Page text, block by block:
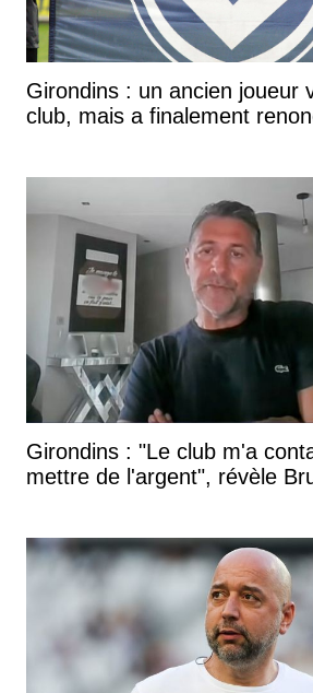
Girondins : un ancien joueur
club, mais a finalement
Girondins : "Le club m'a
mettre de l'argent", révèle